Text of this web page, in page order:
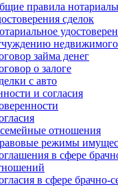
правила
сделок
займа денег
о залоге
с авто
и согласия
отношения
режимы
в сфере
в сфере брачно-